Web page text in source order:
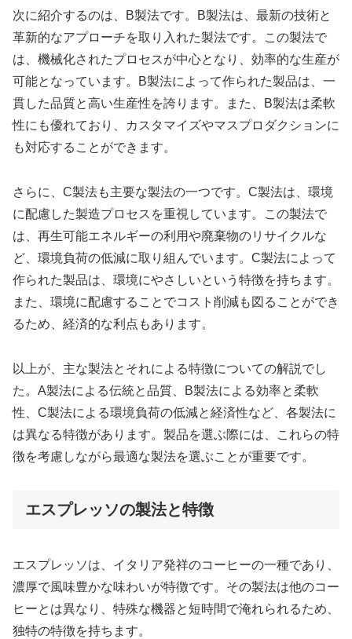
次に紹介するのは、B製法です。B製法は、最新の技術と
革新的なアプローチを取り入れた製法です。この製法で
は、機械化されたプロセスが中心となり、効率的な生産が
可能となっています。B製法によって作られた製品は、一
貫した品質と高い生産性を誇ります。また、B製法は柔軟
性にも優れており、カスタマイズやマスプロダクションに
も対応することができます。
さらに、C製法も主要な製法の一つです。C製法は、環境
に配慮した製造プロセスを重視しています。この製法で
は、再生可能エネルギーの利用や廃棄物のリサイクルな
ど、環境負荷の低減に取り組んでいます。C製法によって
作られた製品は、環境にやさしいという特徴を持ちます。
また、環境に配慮することでコスト削減も図ることができ
るため、経済的な利点もあります。
以上が、主な製法とそれによる特徴についての解説でし
た。A製法による伝統と品質、B製法による効率と柔軟
性、C製法による環境負荷の低減と経済性など、各製法に
は異なる特徴があります。製品を選ぶ際には、これらの特
徴を考慮しながら最適な製法を選ぶことが重要です。
エスプレッソの製法と特徴
エスプレッソは、イタリア発祥のコーヒーの一種であり、
濃厚で風味豊かな味わいが特徴です。その製法は他のコー
ヒーとは異なり、特殊な機器と短時間で淹れられるため、
独特の特徴を持ちます。